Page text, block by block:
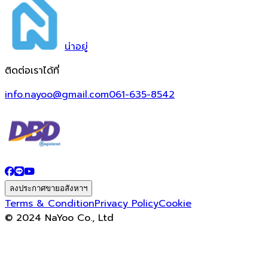
น่าอยู่
ติดต่อเราได้ที่
info.nayoo@gmail.com061-635-8542
ลงประกาศขายอสังหาฯ
Terms & ConditionPrivacy PolicyCookie
© 2024 NaYoo Co., Ltd